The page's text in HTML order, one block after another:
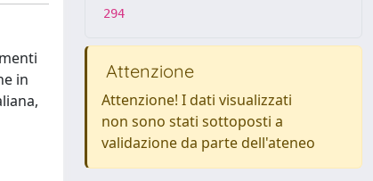
in
294
Attenzione
Attenzione! I dati visualizzati
non sono stati sottoposti a
validazione da parte dell'ateneo